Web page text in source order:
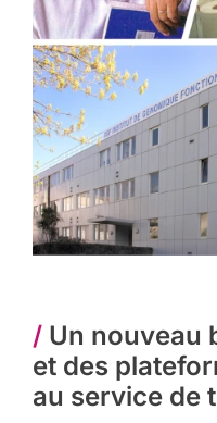
/Un nouveau
et des
au service de